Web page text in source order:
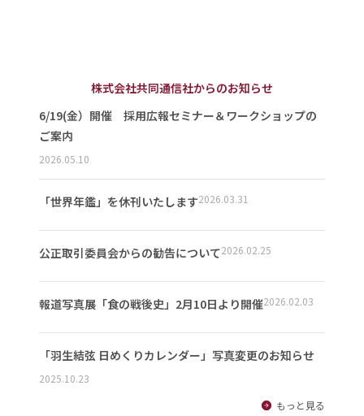
株式会社共同通信社からのお知らせ
6/19(金）開催 採用広報セミナー＆ワークショップの
ご案内
2026.05.10
「世界年鑑」を休刊いたします2026.03.31
公正取引委員会からの勧告について2026.02.25
報道写真展「食の戦後史」2月10日より開催2026.02.03
「羽生結弦 日めくりカレンダー」写真変更のお知らせ
2025.10.23
もっと見る